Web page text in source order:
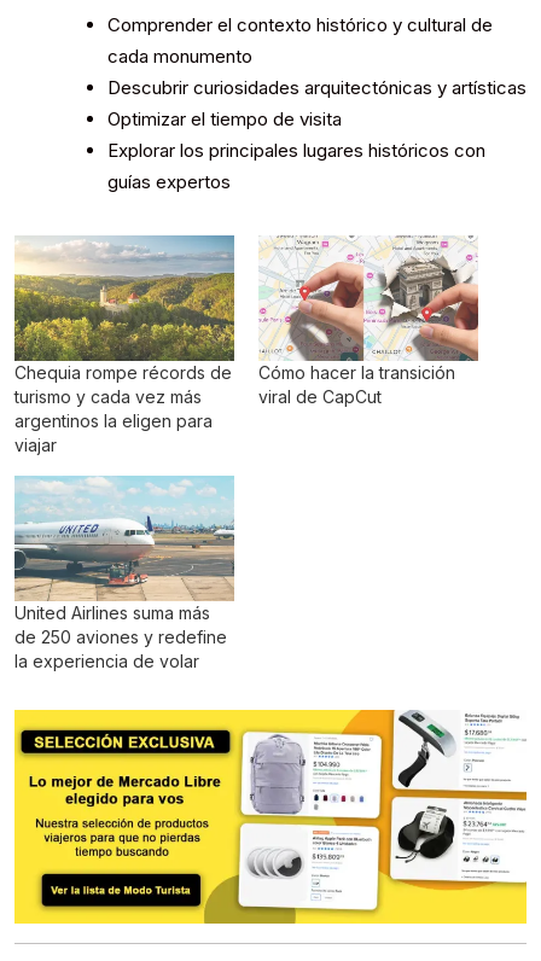
Comprender el contexto histórico y cultural de
cada monumento
Descubrir curiosidades arquitectónicas y artísticas
Optimizar el tiempo de visita
Explorar los principales lugares históricos con
guías expertos
Chequia rompe récords de
turismo y cada vez más
argentinos la eligen para
viajar
Cómo hacer la transición
viral de CapCut
United Airlines suma más
de 250 aviones y redefine
la experiencia de volar